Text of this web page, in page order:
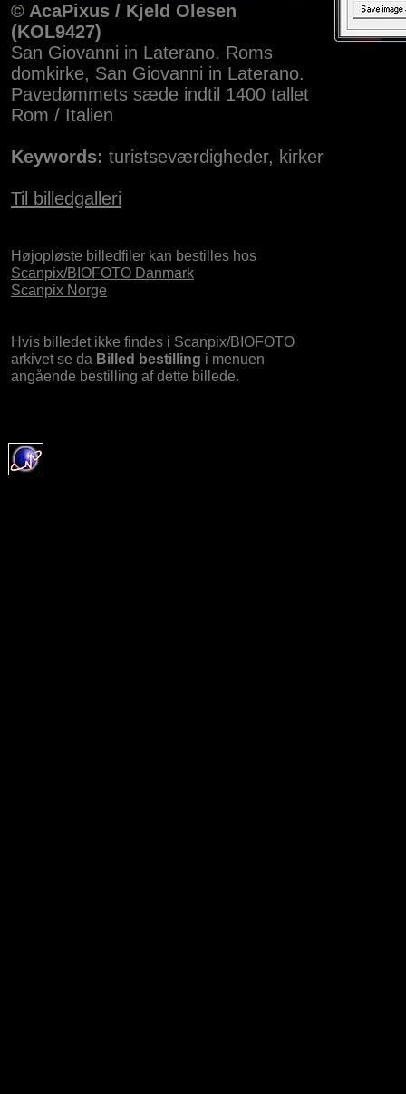
© AcaPixus / Kjeld Olesen
(KOL9427)
San Giovanni in Laterano. Roms
domkirke, San Giovanni in Laterano.
Pavedømmets sæde indtil 1400 tallet
Rom / Italien
Keywords: turistseværdigheder, kirker
Til billedgalleri
Højopløste billedfiler kan bestilles hos
Scanpix/BIOFOTO Danmark
Scanpix Norge
Hvis billedet ikke findes i Scanpix/BIOFOTO
arkivet se da Billed bestilling i menuen
angående bestilling af dette billede.